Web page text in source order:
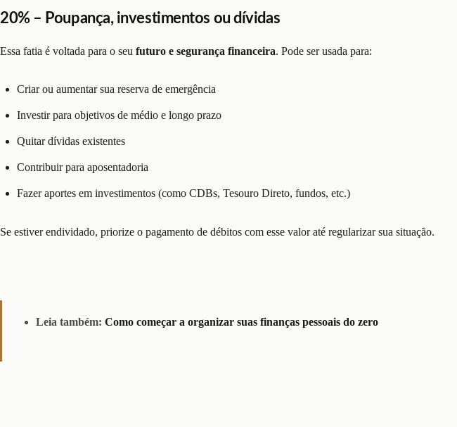
20% – Poupança, investimentos ou dívidas
Essa fatia é voltada para o seu futuro e segurança financeira. Pode ser usada para:
Criar ou aumentar sua reserva de emergência
Investir para objetivos de médio e longo prazo
Quitar dívidas existentes
Contribuir para aposentadoria
Fazer aportes em investimentos (como CDBs, Tesouro Direto, fundos, etc.)
Se estiver endividado, priorize o pagamento de débitos com esse valor até regularizar sua situação.
Leia também: Como começar a organizar suas finanças pessoais do zero